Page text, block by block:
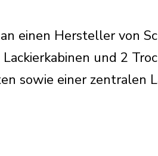
einen Hersteller von
und 2
sowie einer zentralen